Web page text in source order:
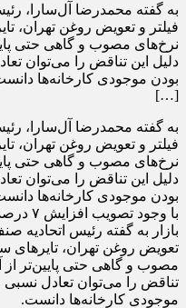
به گفته محمدرضا آل‌سارا،
فیلتر و تعویض روغن تهران،
نرخ‌های مصوب و گاهی حتی
دلیل این تناقض را می‌توان
[…]
به گفته محمدرضا آل‌سارا،
فیلتر و تعویض روغن تهران،
نرخ‌های مصوب و گاهی حتی
دلیل این تناقض را می‌توان
بودن موجودی کارخانه‌ها
با
بازار به گفته رئیس اتحادیه
تعویض روغن تهران، تایرهای
مصوب و گاهی حتی پایین‌تر
تناقض را می‌توان تعادل
موجودی کارخانه‌ها دانست.